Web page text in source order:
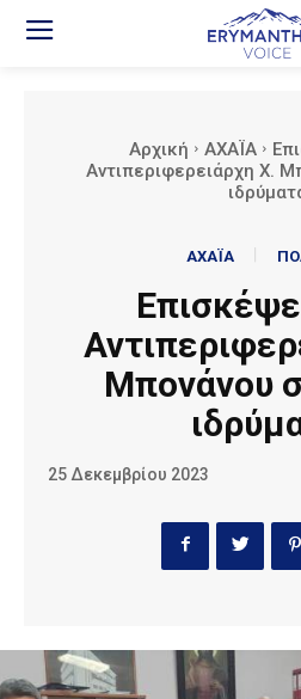
Αρχική ΑΧΑΪΑ
Αντιπεριφερειάρχη Χ.
ΑΧΑΪΑ
Μπονάνου
25 Δεκεμβρίου 2023